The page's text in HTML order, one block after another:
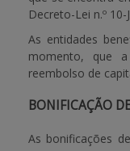
Decreto-Lei n.º 10-
As entidades
momento, que
reembolso de
BONIFICAÇÃO
As bonificações